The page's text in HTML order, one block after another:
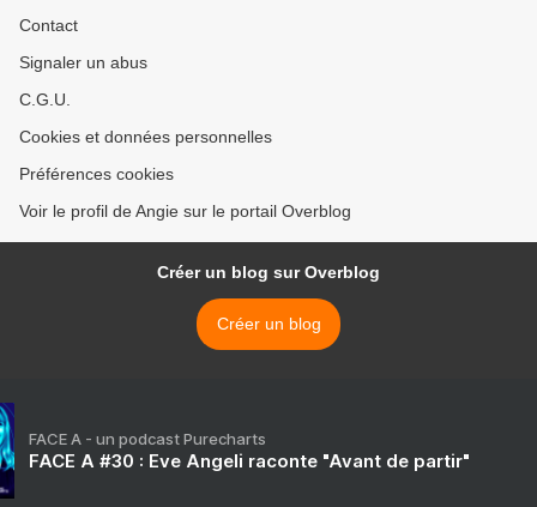
Contact
Signaler un abus
C.G.U.
Cookies et données personnelles
Préférences cookies
Voir le profil de Angie sur le portail Overblog
Créer un blog sur Overblog
Créer un blog
FACE A - un podcast Purecharts
FACE A #30 : Eve Angeli raconte "Avant de partir"